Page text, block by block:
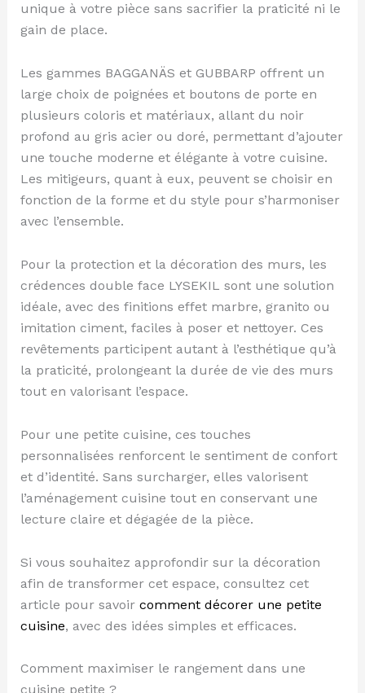
unique à votre pièce sans sacrifier la praticité ni le
gain de place.
Les gammes BAGGANÄS et GUBBARP offrent un
large choix de poignées et boutons de porte en
plusieurs coloris et matériaux, allant du noir
profond au gris acier ou doré, permettant d’ajouter
une touche moderne et élégante à votre cuisine.
Les mitigeurs, quant à eux, peuvent se choisir en
fonction de la forme et du style pour s’harmoniser
avec l’ensemble.
Pour la protection et la décoration des murs, les
crédences double face LYSEKIL sont une solution
idéale, avec des finitions effet marbre, granito ou
imitation ciment, faciles à poser et nettoyer. Ces
revêtements participent autant à l’esthétique qu’à
la praticité, prolongeant la durée de vie des murs
tout en valorisant l’espace.
Pour une petite cuisine, ces touches
personnalisées renforcent le sentiment de confort
et d’identité. Sans surcharger, elles valorisent
l’aménagement cuisine tout en conservant une
lecture claire et dégagée de la pièce.
Si vous souhaitez approfondir sur la décoration
afin de transformer cet espace, consultez cet
article pour savoir comment décorer une petite
cuisine, avec des idées simples et efficaces.
Comment maximiser le rangement dans une
cuisine petite ?